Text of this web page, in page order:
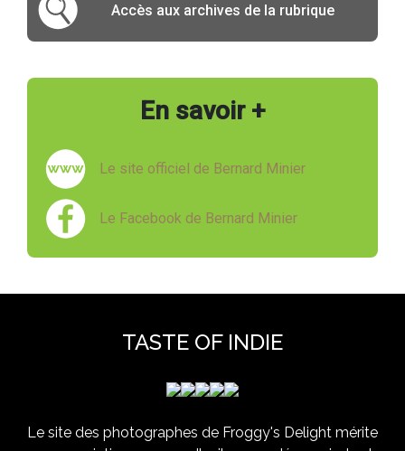
Accès aux archives de la rubrique
En savoir +
Le site officiel de Bernard Minier
Le Facebook de Bernard Minier
TASTE OF INDIE
Le site des photographes de Froggy's Delight mérite